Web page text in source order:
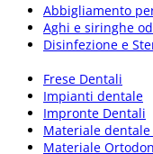
Abbigliamento
Aghi e siringhe
Disinfezione e
Frese Dentali
Impianti dentale
Impronte Dentali
Materiale
Materiale